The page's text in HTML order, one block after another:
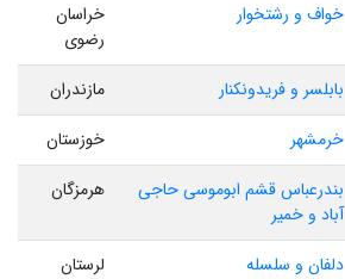
خواف و رشتخوار
خراسان
رضوی
بابلسر و فریدونکنار
مازندران
خرمشهر
خوزستان
بندرعباس قشم ابوموسی حاجی
آباد و خمیر
هرمزگان
دلفان و سلسله
لرستان